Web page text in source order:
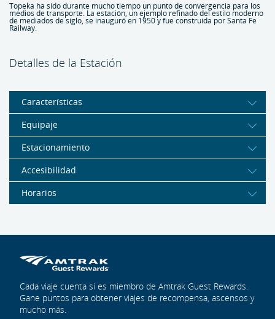
Topeka ha sido durante mucho tiempo un punto de convergencia para los
medios de transporte. La estación, un ejemplo refinado del estilo moderno
de mediados de siglo, se inauguró en 1950 y fue construida por Santa Fe
Railway.
Detalles de la Estación
Características
Equipaje
Estacionamiento
Accesibilidad
Horarios
Cada viaje cuenta si es miembro de Amtrak Guest Rewards.
Gane puntos para obtener viajes de recompensa, ascensos y
mucho más.